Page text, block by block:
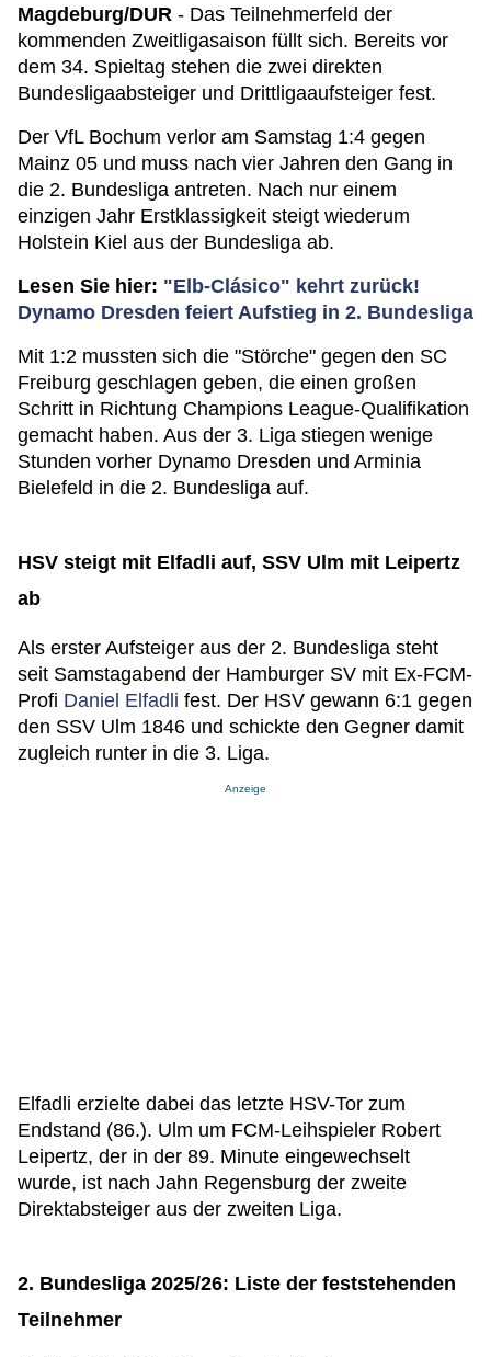
Magdeburg/DUR - Das Teilnehmerfeld der
kommenden Zweitligasaison füllt sich. Bereits vor
dem 34. Spieltag stehen die zwei direkten
Bundesligaabsteiger und Drittligaaufsteiger fest.
Der VfL Bochum verlor am Samstag 1:4 gegen
Mainz 05 und muss nach vier Jahren den Gang in
die 2. Bundesliga antreten. Nach nur einem
einzigen Jahr Erstklassigkeit steigt wiederum
Holstein Kiel aus der Bundesliga ab.
Lesen Sie hier: "Elb-Clásico" kehrt zurück!
Dynamo Dresden feiert Aufstieg in 2. Bundesliga
Mit 1:2 mussten sich die "Störche" gegen den SC
Freiburg geschlagen geben, die einen großen
Schritt in Richtung Champions League-Qualifikation
gemacht haben. Aus der 3. Liga stiegen wenige
Stunden vorher Dynamo Dresden und Arminia
Bielefeld in die 2. Bundesliga auf.
HSV steigt mit Elfadli auf, SSV Ulm mit Leipertz
ab
Als erster Aufsteiger aus der 2. Bundesliga steht
seit Samstagabend der Hamburger SV mit Ex-FCM-
Profi Daniel Elfadli fest. Der HSV gewann 6:1 gegen
den SSV Ulm 1846 und schickte den Gegner damit
zugleich runter in die 3. Liga.
Anzeige
Elfadli erzielte dabei das letzte HSV-Tor zum
Endstand (86.). Ulm um FCM-Leihspieler Robert
Leipertz, der in der 89. Minute eingewechselt
wurde, ist nach Jahn Regensburg der zweite
Direktabsteiger aus der zweiten Liga.
2. Bundesliga 2025/26: Liste der feststehenden
Teilnehmer